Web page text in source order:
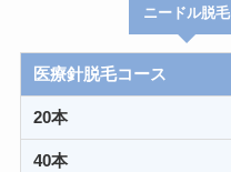
ニードル脱毛
医療針脱毛コース
20本
40本